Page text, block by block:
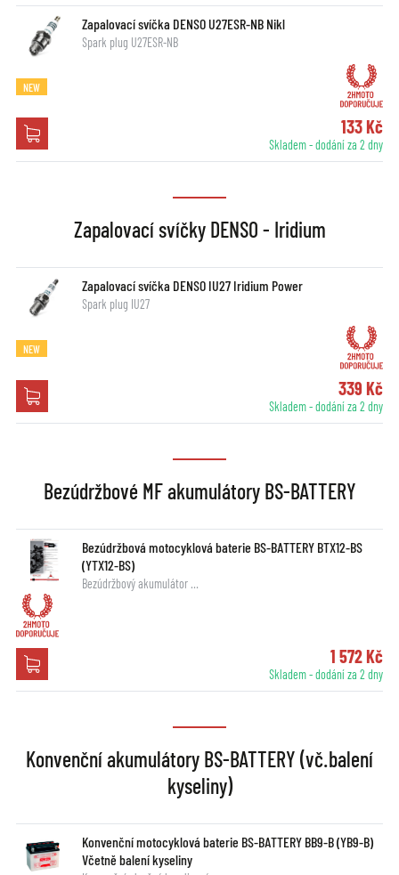
Zapalovací svíčka DENSO U27ESR-NB Nikl
Spark plug U27ESR-NB
NEW
133 Kč
Skladem - dodání za 2 dny
Zapalovací svíčky DENSO - Iridium
Zapalovací svíčka DENSO IU27 Iridium Power
Spark plug IU27
NEW
339 Kč
Skladem - dodání za 2 dny
Bezúdržbové MF akumulátory BS-BATTERY
Bezúdržbová motocyklová baterie BS-BATTERY BTX12-BS
(YTX12-BS)
Bezúdržbový akumulátor …
1 572 Kč
Skladem - dodání za 2 dny
Konvenční akumulátory BS-BATTERY (vč.balení
kyseliny)
Konvenční motocyklová baterie BS-BATTERY BB9-B (YB9-B)
Včetně balení kyseliny